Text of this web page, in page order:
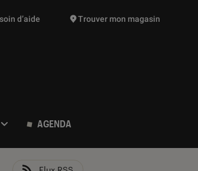
de produits vont vous être proposées
d’aide Trouver mon magasin
AGENDA